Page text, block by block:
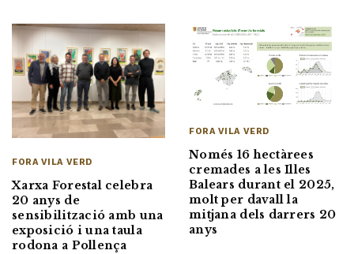
FORA VILA VERD
Xarxa Forestal celebra
20 anys de
sensibilització amb una
exposició i una taula
rodona a Pollença
FORA VILA VERD
Només 16 hectàrees
cremades a les Illes
Balears durant el 2025,
molt per davall la
mitjana dels darrers 20
anys